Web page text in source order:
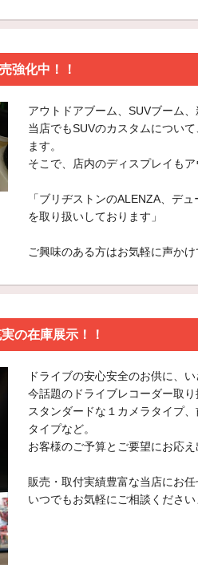
強化中！！
アウトドアブーム、SUVブーム
当店でもSUVのカスタムについ
ます。
そこで、店内のディスプレイも
「ブリヂストンのALENZA、デ
を取り扱いしております」
ご興味のある方はお気軽に声か
の在庫展示！！
ドライブの安心安全のお供に、
今話題のドライブレコーダー取り
スタンダードな１カメラタイプ
タイプなど。
お客様のご予算とご要望にお応
販売・取付実績豊富な当店にお任
いつでもお気軽にご相談ください